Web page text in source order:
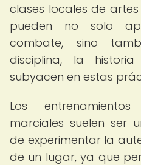
clases locales de
pueden no solo
combate, sino
disciplina, la
subyacen en estas
Los
marciales suelen ser
de experimentar la
de un lugar, ya que